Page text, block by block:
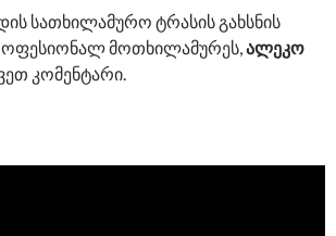
სათხილამურო ტრასის გახსნის
მოთხილამურეს,ალეკო
კომენტარი.